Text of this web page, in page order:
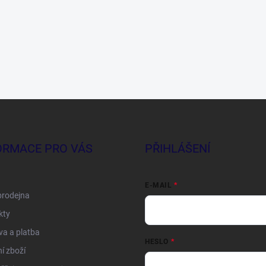
PRO VÁS
a platba
zboží
PŘIHLÁŠENÍ
E-MAIL
HESLO